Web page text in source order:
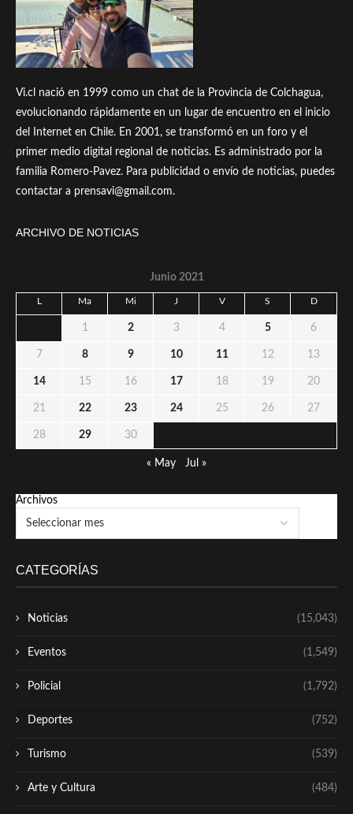
Vi.cl nació en 1999 como un chat de la Provincia de Colchagua,
evolucionando rápidamente en un lugar de encuentro en el inicio
del Internet en Chile. En 2001, se transformó en un foro y el
primer medio digital regional de noticias. Es administrado por la
familia Romero-Pavez. Para publicidad o envío de noticias, puedes
contactar a prensavi@gmail.com.
ARCHIVO DE NOTICIAS
Junio 2021
L Ma Mi J V S D
1 2 3 4 5 6
7 8 9 10 11 12 13
14 15 16 17 18 19 20
21 22 23 24 25 26 27
28 29 30
« May Jul »
Archivos
CATEGORÍAS
Noticias (15,043)
Eventos (1,549)
Policial (1,792)
Deportes (752)
Turismo (539)
Arte y Cultura (484)